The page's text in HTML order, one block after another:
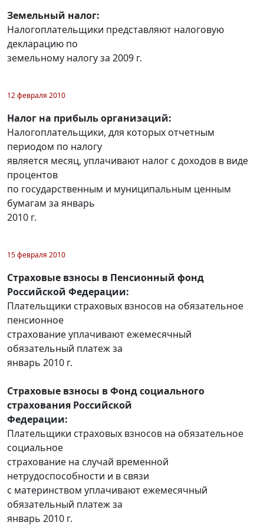
Земельный налог:
Налогоплательщики представляют налоговую
декларацию по
земельному налогу за 2009 г.
12 февраля 2010
Налог на прибыль организаций:
Налогоплательщики, для которых отчетным
периодом по налогу
является месяц, уплачивают налог с доходов в виде
процентов
по государственным и муниципальным ценным
бумагам за январь
2010 г.
15 февраля 2010
Страховые взносы в Пенсионный фонд
Российской Федерации:
Плательщики страховых взносов на обязательное
пенсионное
страхование уплачивают ежемесячный
обязательный платеж за
январь 2010 г.
Страховые взносы в Фонд социального
страхования Российской
Федерации:
Плательщики страховых взносов на обязательное
социальное
страхование на случай временной
нетрудоспособности и в связи
с материнством уплачивают ежемесячный
обязательный платеж за
январь 2010 г.